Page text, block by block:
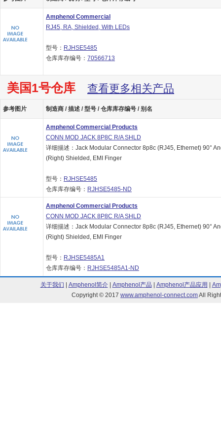
Amphenol Commercial
RJ45, RA, Shielded, With LEDs
型号： RJHSE5485
仓库库存编号： 70566713
美国1号仓库 查看更多相关产品
参考图片 制造商 / 描述 / 型号 / 仓库库存编号 / 别名
Amphenol Commercial Products
CONN MOD JACK 8P8C R/A SHLD
详细描述：Jack Modular Connector 8p8c (RJ45, Ethernet) 90°
(Right) Shielded, EMI Finger
型号： RJHSE5485
仓库库存编号： RJHSE5485-ND
Amphenol Commercial Products
CONN MOD JACK 8P8C R/A SHLD
详细描述：Jack Modular Connector 8p8c (RJ45, Ethernet) 90°
(Right) Shielded, EMI Finger
型号： RJHSE5485A1
仓库库存编号： RJHSE5485A1-ND
关于我们 Amphenol简介| Amphenol产品 Amphenol产品应用
Copyright © 2017 www.amphenol-connect.comAll